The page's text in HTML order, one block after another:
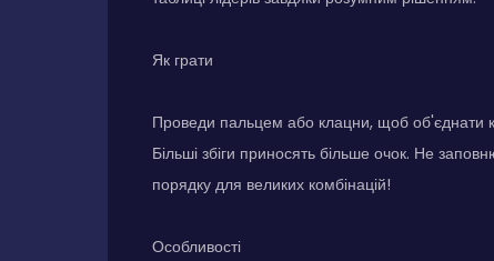
Як грати
Проведи пальцем або клацни, щоб об'єднати
Більші збіги приносять більше очок. Не
порядку для великих комбінацій!
Особливості